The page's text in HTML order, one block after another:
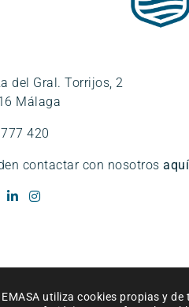
del Gral. Torrijos, 2
Málaga
420
contactar con nosotros aquí
utiliza cookies propias y